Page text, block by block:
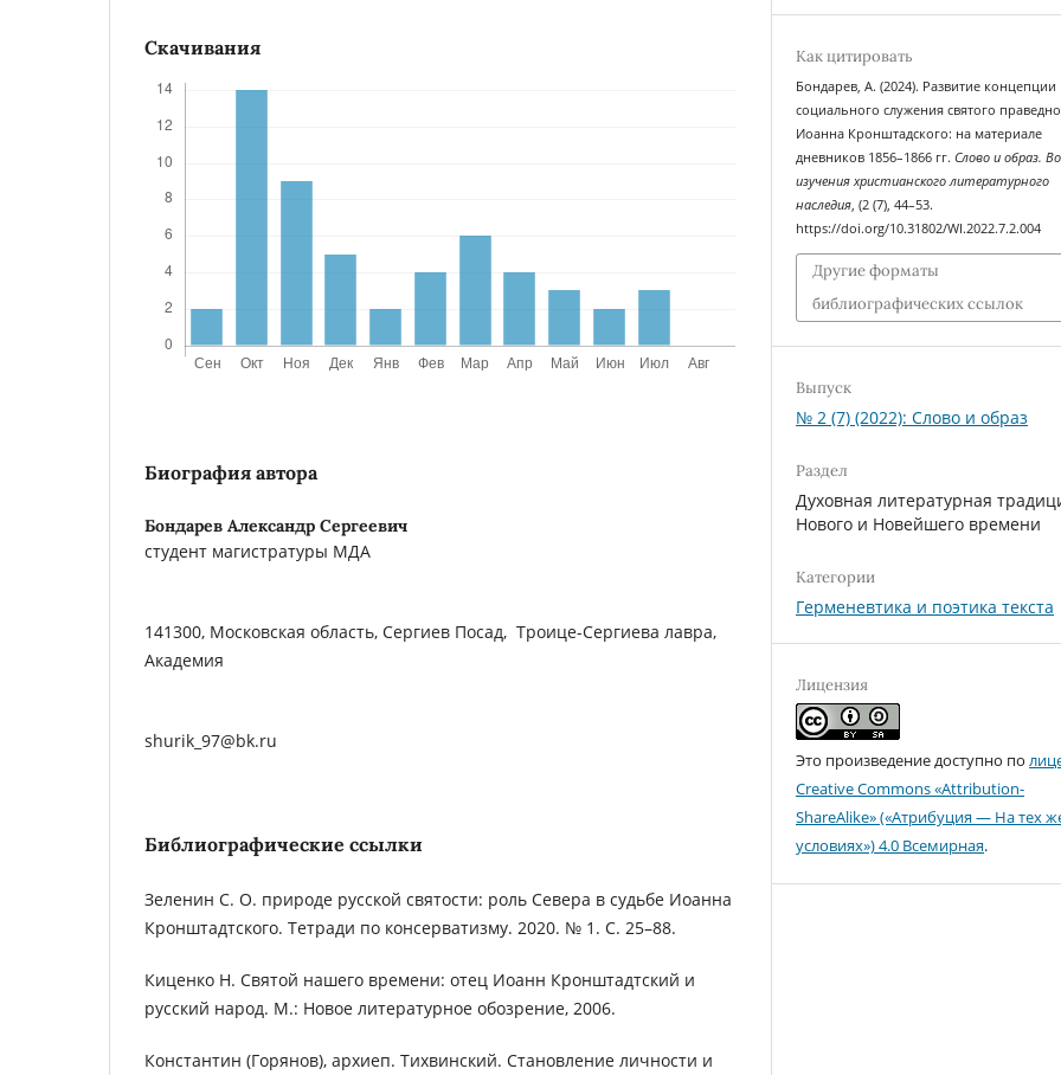
Скачивания
Биография автора
Бондарев Александр Сергеевич
студент магистратуры МДА
141300, Московская область, Сергиев Посад, Троице-Сергиева лавра,
Академия
shurik_97@bk.ru
Библиографические ссылки
Зеленин С. О. природе русской святости: роль Севера в судьбе Иоанна
Кронштадтского. Тетради по консерватизму. 2020. № 1. С. 25–88.
Киценко Н. Святой нашего времени: отец Иоанн Кронштадтский и
русский народ. М.: Новое литературное обозрение, 2006.
Константин (Горянов), архиеп. Тихвинский. Становление личности и
Как цитировать
Бондарев, А. (2024). Развитие концепции
социального служения святого
Иоанна Кронштадского: на материале
дневников 1856–1866 гг.Слово и образ.
изучения христианского литературного
наследия, (2 (7), 44–53.
https://doi.org/10.31802/WI.2022.7.2.004
Другие форматы
библиографических ссылок
Выпуск
№ 2 (7) (2022): Слово и образ
Раздел
Духовная литературная
Нового и Новейшего времени
Категории
Герменевтика и поэтика текста
Лицензия
Это произведение доступно по
Creative Commons «Attribution-
ShareAlike» («Атрибуция — На тех
условиях») 4.0 Всемирная.